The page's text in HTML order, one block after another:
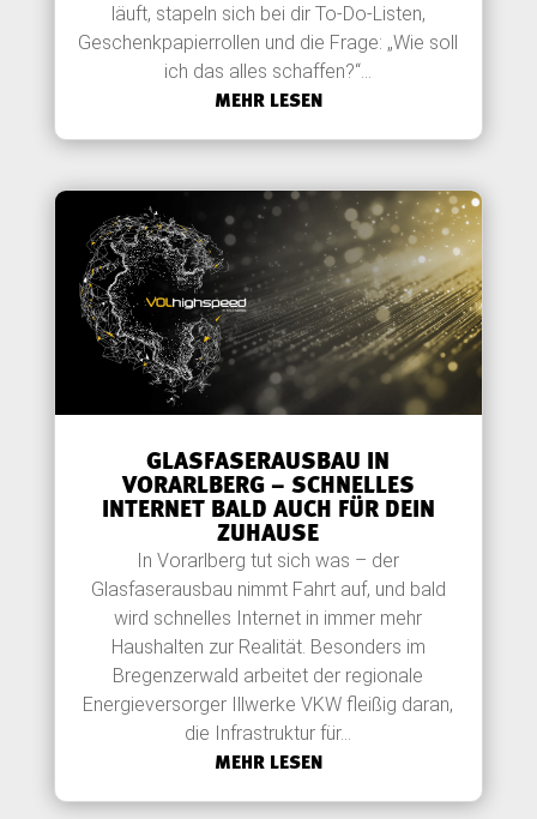
läuft, stapeln sich bei dir To-Do-Listen,
Geschenkpapierrollen und die Frage: „Wie soll
ich das alles schaffen?“...
MEHR LESEN
GLASFASERAUSBAU IN
VORARLBERG – SCHNELLES
INTERNET BALD AUCH FÜR DEIN
ZUHAUSE
In Vorarlberg tut sich was – der
Glasfaserausbau nimmt Fahrt auf, und bald
wird schnelles Internet in immer mehr
Haushalten zur Realität. Besonders im
Bregenzerwald arbeitet der regionale
Energieversorger Illwerke VKW fleißig daran,
die Infrastruktur für...
MEHR LESEN